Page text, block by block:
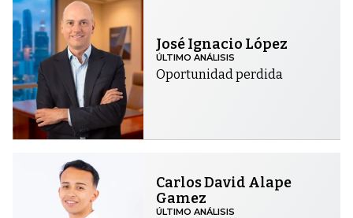
José Ignacio López
ÚLTIMO ANÁLISIS
Oportunidad perdida
Carlos David Alape
Gamez
ÚLTIMO ANÁLISIS